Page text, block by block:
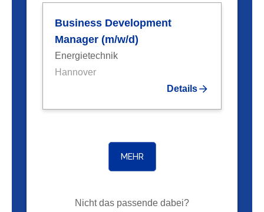
Business Development
Manager (m/w/d)
Energietechnik
Hannover
Details
MEHR
Nicht das passende dabei?